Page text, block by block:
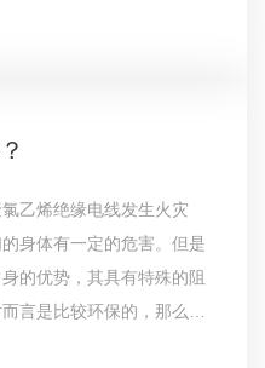
，此报告也解答了这个困
乙烯绝缘电线发生火灾
身体有一定的危害。但是
的优势，其具有特殊的阻
言是比较环保的，那么阻